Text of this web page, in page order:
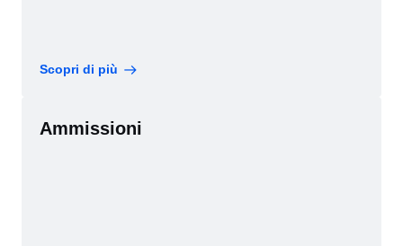
Scopri di più
Ammissioni